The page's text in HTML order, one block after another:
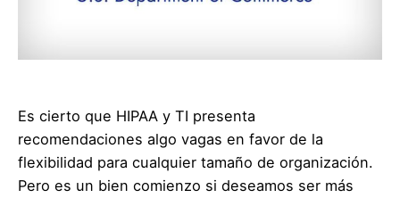
Es cierto que HIPAA y TI presenta
recomendaciones algo vagas en favor de la
flexibilidad para cualquier tamaño de organización.
Pero es un bien comienzo si deseamos ser más